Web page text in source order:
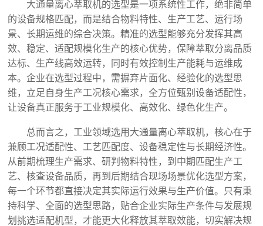
大通量离心萃取机的选型是一项系统性工作，绝非简单
的设备规格匹配，而是结合物料特性、生产工艺、运行场
景、长期运维的综合决策。精准的选型能够充分发挥其高
效、稳定、适配规模化生产的核心优势，保障萃取分离品质
达标、生产线高效运转，同时有效控制生产能耗与运维成
本。企业在选型过程中，需摒弃片面化、经验化的选型思
维，立足自身生产工况核心需求，全方位甄别设备适配性，
让设备真正服务于工业规模化、高效化、绿色化生产。
总而言之，工业领域选用大通量离心萃取机，核心在于
兼顾工况适配性、工艺匹配度、设备稳定性与长期经济性。
从前期梳理生产需求、研判物料特性，到中期匹配生产工
艺、核查设备品质，再到后期结合现场场景优化选型方案，
每一个环节都直接决定其实际运行效果与生产价值。只有秉
持科学、全面的选型思路，贴合企业实际生产条件与发展规
划挑选适配机型，才能更大化释放其萃取效能，切实解决规